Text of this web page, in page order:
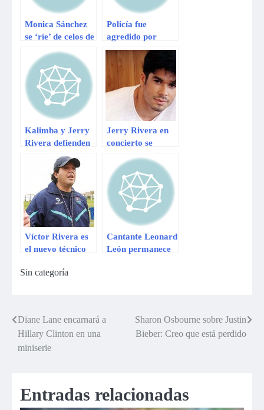
Monica Sánchez
se ‘ríe’ de celos de
Policía fue
agredido por
chofer ebrio en el
Cusco
Kalimba y Jerry
Rivera defienden
a ‘La Voz Perú’
Jerry Rivera en
concierto se
Víctor Rivera es
el nuevo técnico
Cantante Leonard
León permanece
Sin categoría
Navegación
de
Diane Lane encarnará a
Hillary Clinton en una
miniserie
Sharon Osbourne sobre Justin
Bieber: Creo que está perdido
Entradas relacionadas